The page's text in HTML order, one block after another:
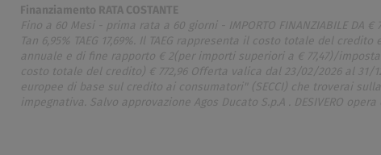
Finanziamento RATA COSTANTE
Fino a 60 Mesi - prima rata a 60 giorni - IMPORTO FINANZIABILE
Tan 6,95% TAEG 17,69%. Il TAEG rappresenta il costo totale del
annuale e di fine rapporto € 2(per importi superiori a € 77,47)/
costo totale del credito) € 772,96 Offerta valica dal 23/02/2026 al
europee di base sul credito ai consumatori" (SECCI) che troverai
impegnativa. Salvo approvazione Agos Ducato S.p.A . DESIVERO